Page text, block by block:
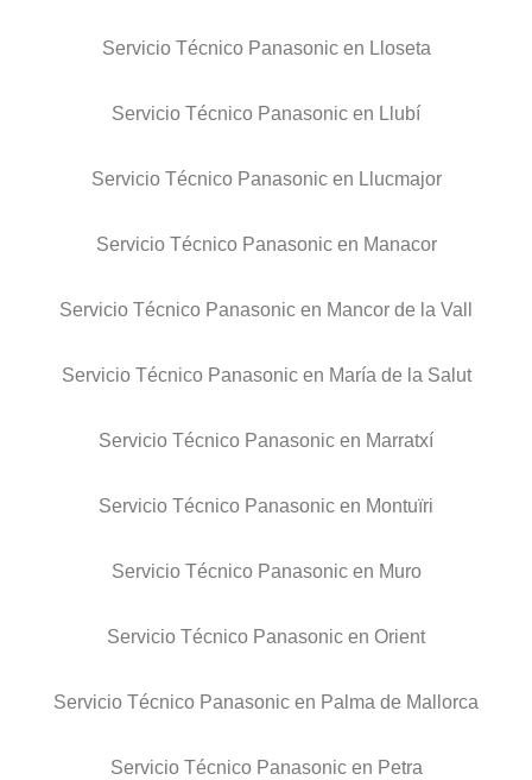
Servicio Técnico Panasonic en Lloseta
Servicio Técnico Panasonic en Llubí
Servicio Técnico Panasonic en Llucmajor
Servicio Técnico Panasonic en Manacor
Servicio Técnico Panasonic en Mancor de la Vall
Servicio Técnico Panasonic en María de la Salut
Servicio Técnico Panasonic en Marratxí
Servicio Técnico Panasonic en Montuïri
Servicio Técnico Panasonic en Muro
Servicio Técnico Panasonic en Orient
Servicio Técnico Panasonic en Palma de Mallorca
Servicio Técnico Panasonic en Petra